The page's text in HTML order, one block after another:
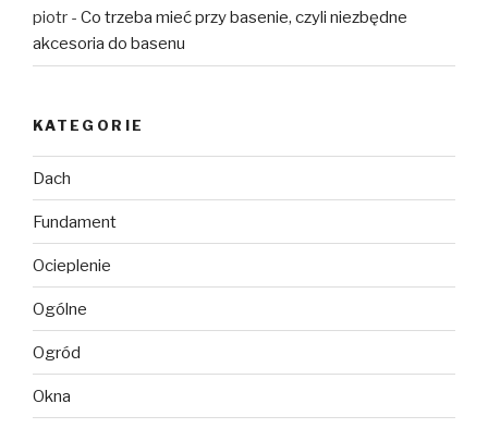
piotr - Co trzeba mieć przy basenie, czyli niezbędne
akcesoria do basenu
KATEGORIE
Dach
Fundament
Ocieplenie
Ogólne
Ogród
Okna